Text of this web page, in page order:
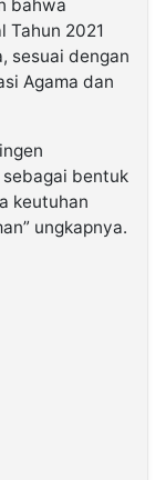
bahwa
Tahun 2021
sesuai dengan
Agama dan
bentuk
keutuhan
ungkapnya.